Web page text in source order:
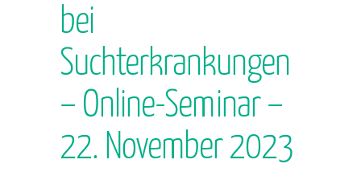
bei
Suchterkrankungen
– Online-Seminar –
22. November 2023